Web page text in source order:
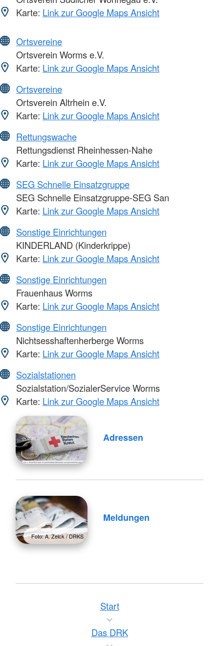
Karte: Link zur Google Maps Ansicht
Ortsvereine
Ortsverein Worms e.V.
Karte: Link zur Google Maps Ansicht
Ortsvereine
Ortsverein Altrhein e.V.
Karte: Link zur Google Maps Ansicht
Rettungswache
Rettungsdienst Rheinhessen-Nahe
Karte: Link zur Google Maps Ansicht
SEG Schnelle Einsatzgruppe
SEG Schnelle Einsatzgruppe-SEG San
Karte: Link zur Google Maps Ansicht
Sonstige Einrichtungen
KINDERLAND (Kinderkrippe)
Karte: Link zur Google Maps Ansicht
Sonstige Einrichtungen
Frauenhaus Worms
Karte: Link zur Google Maps Ansicht
Sonstige Einrichtungen
Nichtsesshaftenherberge Worms
Karte: Link zur Google Maps Ansicht
Sozialstationen
Sozialstation/SozialerService Worms
Karte: Link zur Google Maps Ansicht
Adressen
Foto: A. Zelck / DRKS
Meldungen
Start
Das DRK